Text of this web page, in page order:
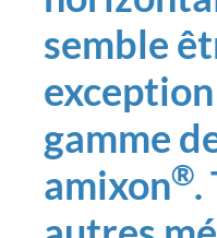
semble
gamme
amixon®.